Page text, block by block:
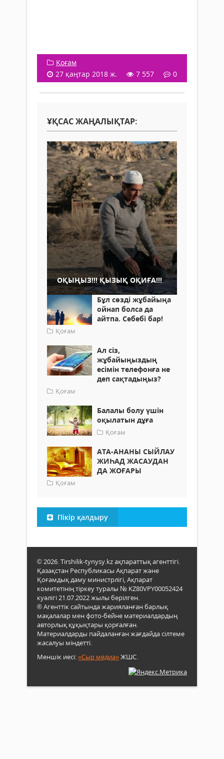
Қоғам
27 қаңтар 2018 ж.
7 557 0
ҰҚСАС ЖАҢАЛЫҚТАР:
ОҚЫҢЫЗ!!! ҚЫЗЫҚ ОҚИҒА!!!
Бұл сөзді жұбайыңа
ойнап болса да
айтпа. Себебі бар!
Қоғам
Ал сіз,
жұбайыңыздың
есімін телефонға не
деп сақтадыңыз?
Қоғам
Балалы болу үшін
оқылатын дұға
Қоғам
АТА-АНАНЫ СЫЙЛАУ
ЖИҺАД ЖАСАУДАН
ДА ЖОҒАРЫ
Қоғам
Пікір қалдыру
© 2026. Tirshilik-tynysy.kz ақпараттық агенттігі.
Қазақстан Республикасы Ақпарат және
Қоғамдық даму министрлігі, Ақпарат
комитетінің тіркеу туралы № KZ80VPY00052424
куәлігі 21.07.2022 жылы берілген.
® Агенттік сайтында жарияланған барлық
мақалалар мен фото-бейне материалдардың
авторлық құқықтары қорғалған.
Материалдарды пайдаланған жағдайда сілтеме
жасалуы міндетті.
Меншік иесі:«Сыр медиа»ЖШС.